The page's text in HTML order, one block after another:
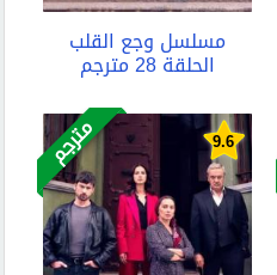
مسلسل وجع القلب
الحلقة 28 مترجم
9.6 مترجم